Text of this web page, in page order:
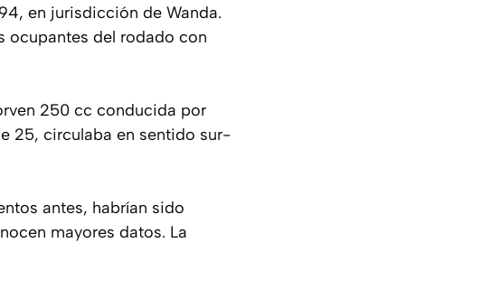
en jurisdicción de Wanda.
ocupantes del rodado con
250 cc conducida por
25, circulaba en sentido sur-
antes, habrían sido
mayores datos. La